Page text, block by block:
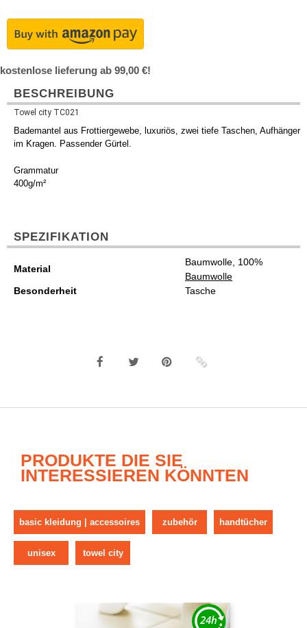
kostenlose lieferung ab 99,00 €!
BESCHREIBUNG
Towel city TC021
Bademantel aus Frottiergewebe, luxuriös, zwei tiefe Taschen, Aufhänger
im Kragen. Passender Gürtel.
Grammatur
400g/m²
SPEZIFIKATION
Material
Baumwolle, 100%
Baumwolle
Besonderheit
Tasche
PRODUKTE DIE SIE
INTERESSIEREN KÖNNTEN
basic kleidung | accessoires zubehör handtücher
unisex towel city